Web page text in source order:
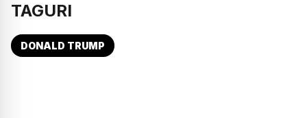
TAGURI
DONALD TRUMP